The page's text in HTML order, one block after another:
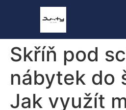
Skříň pod
nábytek do
Jak využít